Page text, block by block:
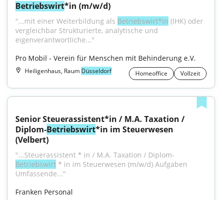
Betriebswirt*in (m/w/d)
"...mit einer Weiterbildung als Betriebswirt*in (IHK) oder
vergleichbar Strukturierte, analytische und
eigenverantwortliche..."
Pro Mobil - Verein für Menschen mit Behinderung e.V.
Heiligenhaus, Raum Düsseldorf Homeoffice Vollzeit
Senior Steuerassistent*in / M.A. Taxation /
Diplom-Betriebswirt*in im Steuerwesen
(Velbert)
"...Steuerassistent * in / M.A. Taxation / Diplom-
Betriebswirt * in im Steuerwesen (m/w/d) Aufgaben
Umfassende..."
Franken Personal